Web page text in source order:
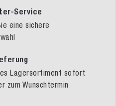
Service
eine sichere
Lagersortiment sofort
zum Wunschtermin